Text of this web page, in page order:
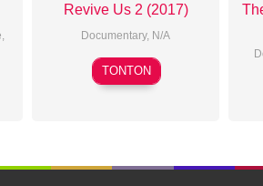
Revive Us 2 (2017)
Documentary, N/A
N/A
TONTON